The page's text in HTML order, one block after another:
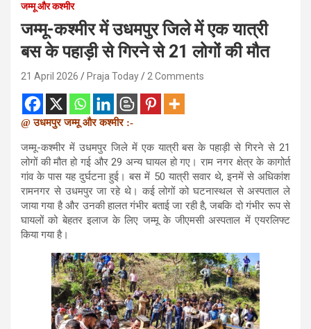
जम्मू और कश्मीर
जम्मू-कश्मीर में उधमपुर जिले में एक यात्री
बस के पहाड़ी से गिरने से 21 लोगों की मौत
21 April 2026 Praja Today 2 Comments
@ उधमपुर जम्मू और कश्मीर :-
जम्मू-कश्मीर में उधमपुर जिले में एक यात्री बस के पहाड़ी से गिरने से 21
लोगों की मौत हो गई और 29 अन्य घायल हो गए। राम नगर क्षेत्र के कागोर्त
गांव के पास यह दुर्घटना हुई। बस में 50 यात्री सवार थे, इनमें से अधिकांश
रामनगर से उधमपुर जा रहे थे। कई लोगों को घटनास्थल से अस्पताल ले
जाया गया है और उनकी हालत गंभीर बताई जा रही है, जबकि दो गंभीर रूप से
घायलों को बेहतर इलाज के लिए जम्मू के जीएमसी अस्पताल में एयरलिफ्ट
किया गया है।